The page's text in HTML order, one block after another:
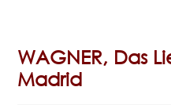
WAGNER, Das
Madrid